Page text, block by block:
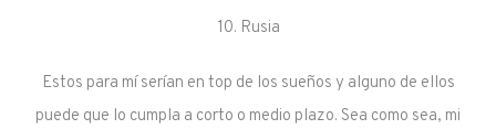
10. Rusia
Estos para mí serían en top de los sueños y alguno de ellos
puede que lo cumpla a corto o medio plazo. Sea como sea, mi